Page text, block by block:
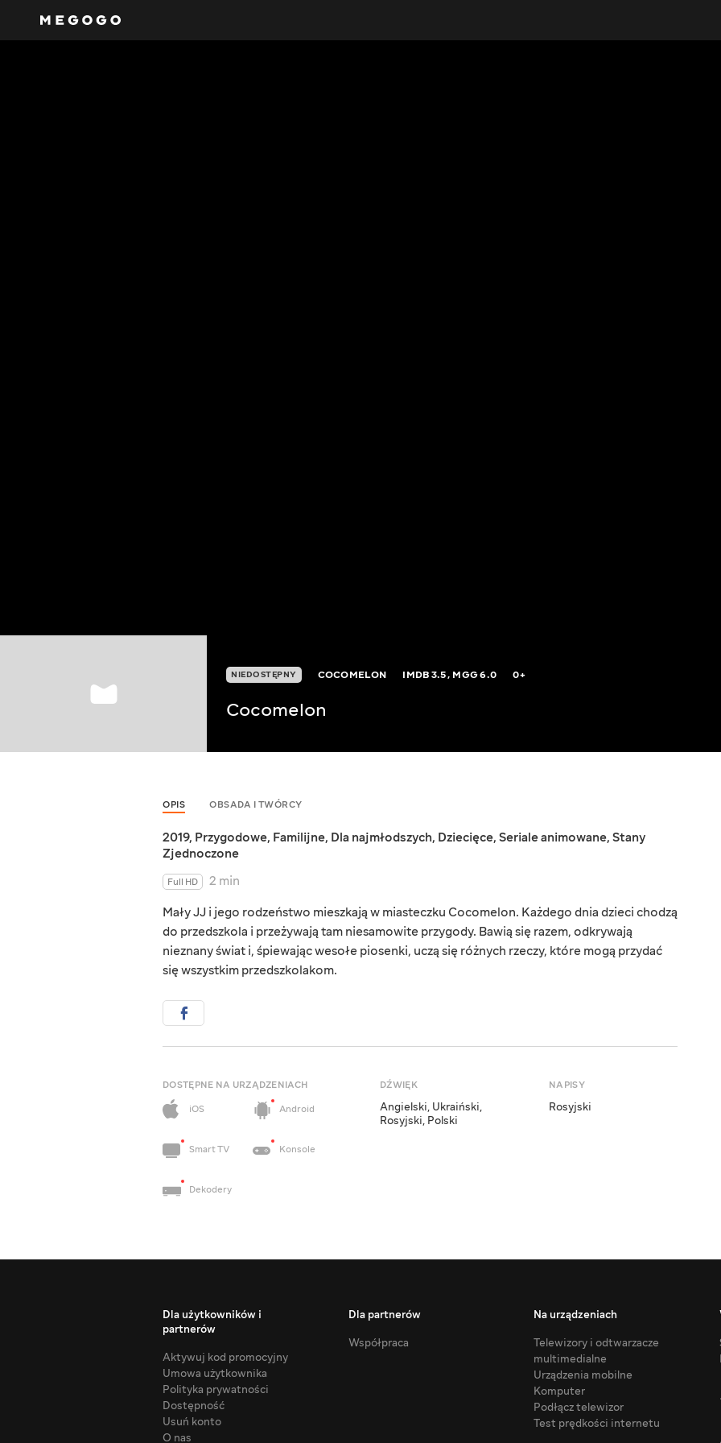
NIEDOSTĘPNY COCOMELON IMDB3.5, MGG6.0 0+
Cocomelon
OPIS OBSADA I TWÓRCY
2019, Przygodowe, Familijne, Dla najmłodszych, Dziecięce, Seriale animowane, Stany
Zjednoczone
Full HD
2 min
Mały JJ i jego rodzeństwo mieszkają w miasteczku Cocomelon. Każdego dnia dzieci chodzą
do przedszkola i przeżywają tam niesamowite przygody. Bawią się razem, odkrywają
nieznany świat i, śpiewając wesołe piosenki, uczą się różnych rzeczy, które mogą przydać
się wszystkim przedszkolakom.
DOSTĘPNE NA URZĄDZENIACH
iOS
Android
Smart TV Konsole
Dekodery
DŹWIĘK
Angielski, Ukraiński,
Rosyjski, Polski
NAPISY
Rosyjski
Dla użytkowników i
partnerów
Aktywuj kod promocyjny
Umowa użytkownika
Polityka prywatności
Dostępność
Usuń konto
O nas
Dla partnerów
Współpraca
Na urządzeniach
Telewizory i odtwarzacze
multimedialne
Urządzenia mobilne
Komputer
Podłącz telewizor
Test prędkości internetu